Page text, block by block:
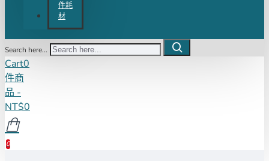
件耗
材
Search here...
Cart0
件商
品 -
NT$0
0